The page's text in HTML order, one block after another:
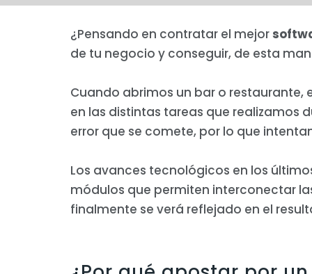
¿Pensando en contratar el mejor
de tu negocio y conseguir, de esta
Cuando abrimos un bar o restaurante,
en las distintas tareas que realizamos
error que se comete, por lo que
Los avances tecnológicos en los
módulos que permiten interconectar
finalmente se verá reflejado en el